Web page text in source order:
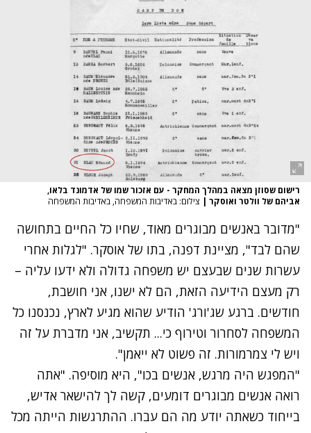
רישום שסוזן מצאה במהלך המחקר - עם אזכור שמו של אדמונד בלאו,
אביהם של וולטר ואוסקר | צילום: באדיבות המשפחה, באדיבות המשפחה
"מדובר באנשים מבוגרים מאוד, שחיו כל החיים בתחושה
שהם לבד", מציינת דפנה, בתו של אוסקר. "לגלות אחרי
עשרות שנים שבעצם יש משפחה גדולה ולא ידעו עליה –
רק מעצם הידיעה הזאת, הם לא ישנו, אני חושבת,
חודשים. ברגע שג'ורג' הודיע שהוא מגיע לארץ, נכנסנו כל
המשפחה לסחרור וטירוף כי... תקשיב, אני מדברת על זה
ויש לי צמרמורות. זה פשוט לא ייאמן".
"המפגש היה מרגש, אנשים בכו", היא מוסיפה. "אתה
רואה אנשים מבוגרים דומעים, קשה לך להישאר אדיש,
בייחוד כשאתה יודע מה הם עברו. ההתרגשות הייתה מכל